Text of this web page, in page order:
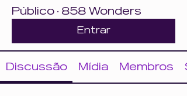
Público · 858 Wonders
Entrar
Discussão Mídia Membros